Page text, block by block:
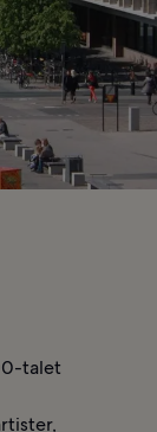
talet